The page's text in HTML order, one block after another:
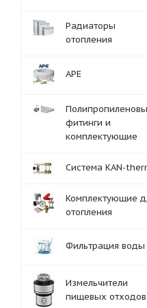
Радиаторы
отопления
APE
фитинги и
комплектующие
Система KAN-
Комплектующие
отопления
Фильтрация воды
Измельчители
пищевых отходов